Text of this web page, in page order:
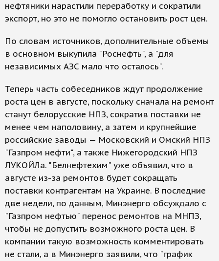
нефтяники нарастили переработку и сократили
экспорт, но это не помогло остановить рост цен.
По словам источников, дополнительные объемы
в основном выкупила "Роснефть", а "для
независимых АЗС мало что осталось".
Теперь часть собеседников ждут продолжение
роста цен в августе, поскольку сначала на ремонт
станут белорусские НПЗ, сократив поставки не
менее чем наполовину, а затем и крупнейшие
российские заводы — Московский и Омский НПЗ
"Газпром нефти", а также Нижегородский НПЗ
ЛУКОЙЛа. "Белнефтехим" уже объявил, что в
августе из-за ремонтов будет сокращать
поставки контрагентам на Украине. В последние
две недели, по данным, Минэнерго обсуждало с
"Газпром нефтью" перенос ремонтов на МНПЗ,
чтобы не допустить возможного роста цен. В
компании такую возможность комментировать
не стали, а в Минэнерго заявили, что "график